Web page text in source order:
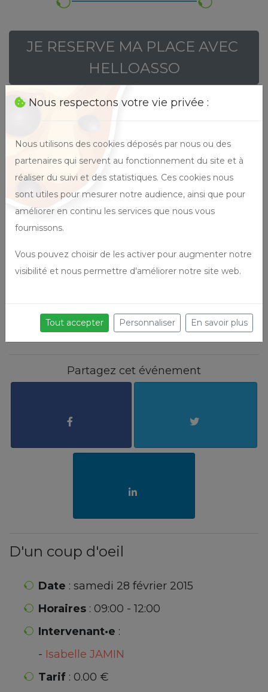
JE RESERVE MA PLACE AVEC
HELLOASSO
HELLOASSO
Partagez cet événement
D'un coup d'oeil
Date : samedi 28 février 2015
Horaires : 09:00 - 12:00
Intervenant·e :
- Isabelle JAMIN
Tarif : 0.00 €
Nous respectons votre vie privée :
Nous utilisons des cookies déposés par nous ou des
partenaires qui servent au fonctionnement du site et à
réaliser du suivi et des statistiques. Ces cookies nous
sont utiles pour mesurer notre audience, ainsi que pour
améliorer en continu les services que nous vous
fournissons.
Vous pouvez choisir de les activer pour augmenter notre
visibilité et nous permettre d'améliorer notre site web.
Tout accepter Personnaliser En savoir plus